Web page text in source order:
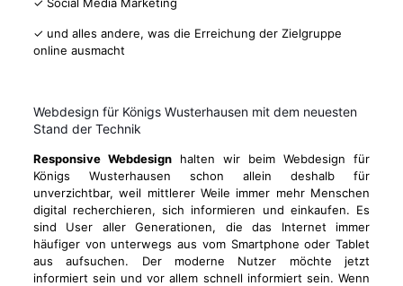
✓ und alles andere, was die Erreichung der Zielgruppe
online ausmacht
Webdesign für Königs Wusterhausen mit dem neuesten
Stand der Technik
Responsive Webdesignhalten wir beim Webdesign für
Königs Wusterhausen schon allein deshalb für
unverzichtbar, weil mittlerer Weile immer mehr Menschen
digital recherchieren, sich informieren und einkaufen. Es
sind User aller Generationen, die das Internet immer
häufiger von unterwegs aus vom Smartphone oder Tablet
aus aufsuchen. Der moderne Nutzer möchte jetzt
informiert sein und vor allem schnell informiert sein. Wenn